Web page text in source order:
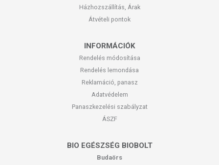
Házhozszállítás, Árak
Átvételi pontok
INFORMÁCIÓK
Rendelés módosítása
Rendelés lemondása
Reklamáció, panasz
Adatvédelem
Panaszkezelési szabályzat
ÁSZF
BIO EGÉSZSÉG BIOBOLT
Budaörs